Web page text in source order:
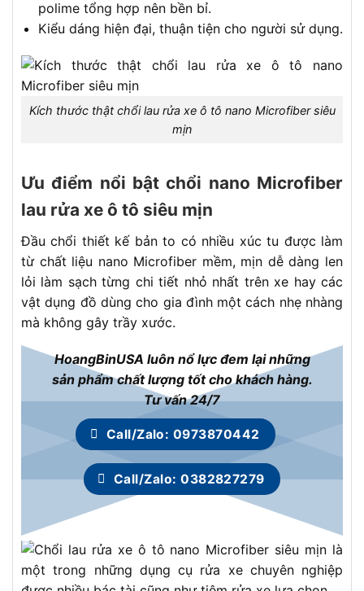
polime tổng hợp nên bền bỉ.
Kiểu dáng hiện đại, thuận tiện cho người sử dụng.
Kích thước thật chổi lau rửa xe ô tô nano Microfiber siêu
mịn
Ưu điểm nổi bật chổi nano Microfiber
lau rửa xe ô tô siêu mịn
Đầu chổi thiết kế bản to có nhiều xúc tu được làm
từ chất liệu nano Microfiber mềm, mịn dễ dàng len
lỏi làm sạch từng chi tiết nhỏ nhất trên xe hay các
vật dụng đồ dùng cho gia đình một cách nhẹ nhàng
mà không gây trầy xước.
HoangBinUSA luôn nổ lực đem lại những
sản phẩm chất lượng tốt cho khách hàng.
Tư vấn 24/7
Call/Zalo: 0973870442
Call/Zalo: 0382827279